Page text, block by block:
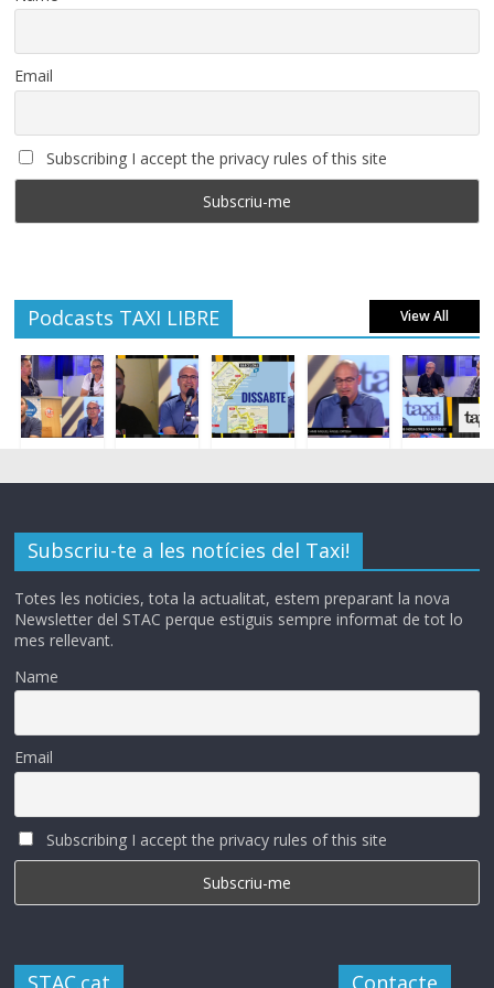
Email
Subscribing I accept the privacy rules of this site
Podcasts TAXI LIBRE View All
Subscriu-te a les notícies del Taxi!
Totes les noticies, tota la actualitat, estem preparant la nova
Newsletter del STAC perque estiguis sempre informat de tot lo
mes rellevant.
Name
Email
Subscribing I accept the privacy rules of this site